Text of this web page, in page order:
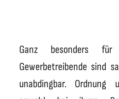
Ganz besonders für
Gewerbetreibende sind
unabdingbar. Ordnung